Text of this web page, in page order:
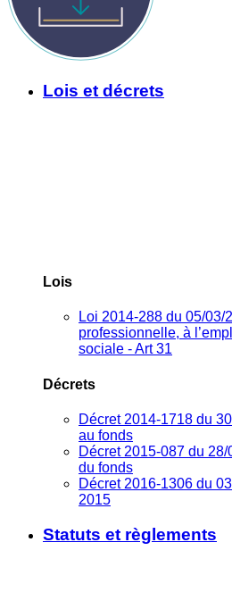
Lois et décrets
Lois
Loi 2014-288 du 05/03/
professionnelle, à
sociale - Art 31
Décrets
Décret 2014-1718 du
au fonds
Décret 2015-087 du
du fonds
Décret 2016-1306 du
2015
Statuts et règlements